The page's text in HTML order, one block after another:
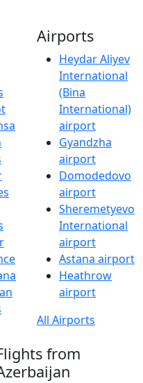
Airports
Heydar Aliyev
International
(Bina
International)
airport
Gyandzha
airport
Domodedovo
airport
Sheremetyevo
International
airport
Astana airport
Heathrow
airport
All Airports
from